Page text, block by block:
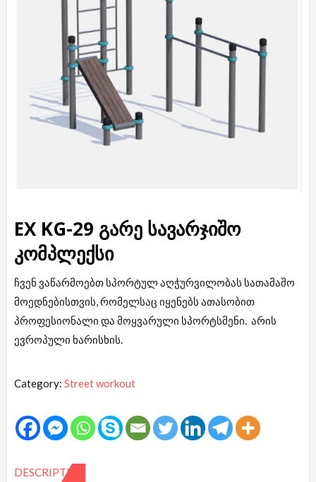
EX KG-29 გარე სავარჯიშო
კომპლექსი
ჩვენ ვაწარმოებთ სპორტულ აღჭურვილობას სათამაშო
მოედნებისთვის, რომელსაც იყენებს ათასობით
პროფესიონალი და მოყვარული სპორტსმენი. არის
ევროპული ხარისხის.
Category: Street workout
DESCRIPTION